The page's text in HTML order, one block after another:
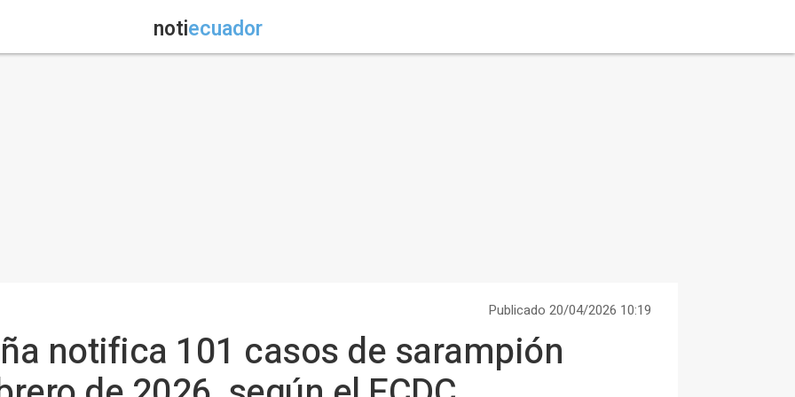
notiecuador
Publicado 20/04/2026 10:19
notifica 101 casos de sarampión